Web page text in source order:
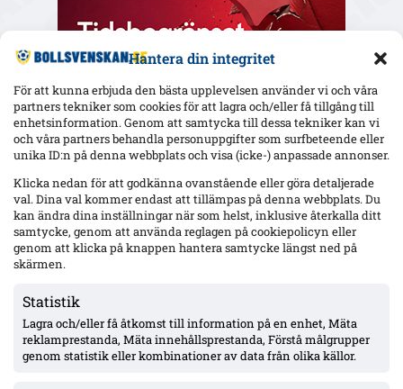
Hantera din integritet
För att kunna erbjuda den bästa upplevelsen använder vi och våra
partners tekniker som cookies för att lagra och/eller få tillgång till
enhetsinformation. Genom att samtycka till dessa tekniker kan vi
och våra partners behandla personuppgifter som surfbeteende eller
unika ID:n på denna webbplats och visa (icke-) anpassade annonser.
Klicka nedan för att godkänna ovanstående eller göra detaljerade
val. Dina val kommer endast att tillämpas på denna webbplats. Du
kan ändra dina inställningar när som helst, inklusive återkalla ditt
samtycke, genom att använda reglagen på cookiepolicyn eller
genom att klicka på knappen hantera samtycke längst ned på
skärmen.
Statistik
Lagra och/eller få åtkomst till information på en enhet, Mäta
reklamprestanda, Mäta innehållsprestanda, Förstå målgrupper
genom statistik eller kombinationer av data från olika källor.
Senaste
Mjällby – inhopp i 84:e minuten
17-årige Theodor Lundbergh har spelat alla MFF:s 15 matcher –
VSK: Jonathan Rings rehab har stannat – sänkt belastning;
Lushaku osäker, Nsabiyumva igång med boll